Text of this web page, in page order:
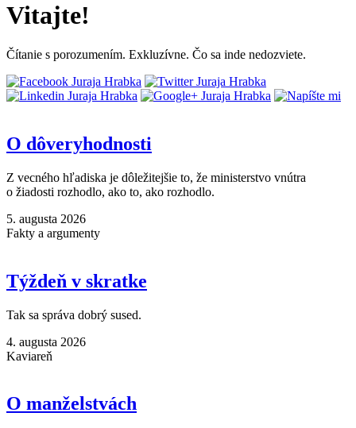
Vitajte!
Čítanie s porozumením. Exkluzívne. Čo sa inde nedozviete.
O dôveryhodnosti
Z vecného hľadiska je dôležitejšie to, že ministerstvo vnútra
o žiadosti rozhodlo, ako to, ako rozhodlo.
5. augusta 2026
Fakty a argumenty
Týždeň v skratke
Tak sa správa dobrý sused.
4. augusta 2026
Kaviareň
O manželstvách